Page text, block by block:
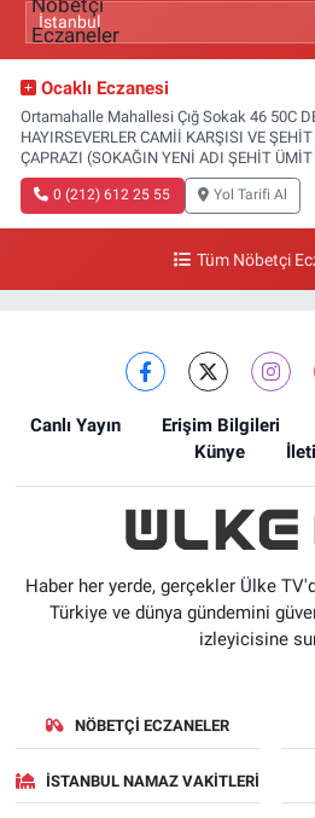
Ocaklı Eczanesi
Ortamahalle Mahallesi Çığ Sokak 46 50C
HAYIRSEVERLER CAMİİ KARŞISI VE
ÇAPRAZI (SOKAĞIN YENİ ADI ŞEHİT
0 (212) 612 25 55 Yol Tarifi Al
Tüm Nöbetçi
Canlı Yayın Erişim Bilgileri
Künye
Haber her yerde, gerçekler Ülke
Türkiye ve dünya gündemini
izleyicisine
NÖBETÇI ECZANELER
İSTANBUL NAMAZ VAKITLERI